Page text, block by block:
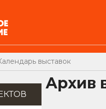
выставок
Архив